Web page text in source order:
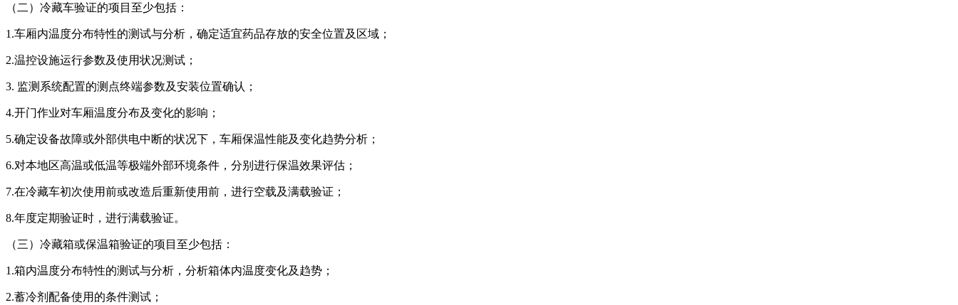
（二）冷藏车验证的项目至少包括：
1.车厢内温度分布特性的测试与分析，确定适宜药品存放的安全位置及区域；
2.温控设施运行参数及使用状况测试；
3. 监测系统配置的测点终端参数及安装位置确认；
4.开门作业对车厢温度分布及变化的影响；
5.确定设备故障或外部供电中断的状况下，车厢保温性能及变化趋势分析；
6.对本地区高温或低温等极端外部环境条件，分别进行保温效果评估；
7.在冷藏车初次使用前或改造后重新使用前，进行空载及满载验证；
8.年度定期验证时，进行满载验证。
（三）冷藏箱或保温箱验证的项目至少包括：
1.箱内温度分布特性的测试与分析，分析箱体内温度变化及趋势；
2.蓄冷剂配备使用的条件测试；